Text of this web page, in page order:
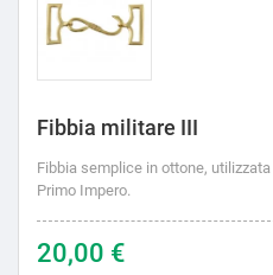
Fibbia militare III
Fibbia semplice in ottone,
Primo Impero.
20,00 €